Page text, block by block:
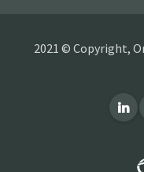
2021 © Copyright,